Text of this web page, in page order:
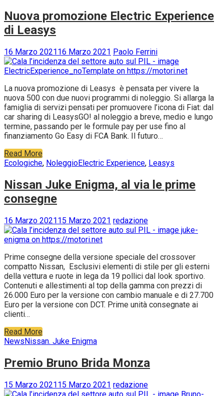
Nuova promozione Electric Experience
di Leasys
16 Marzo 2021 16 Marzo 2021 Paolo Ferrini
La nuova promozione di Leasys è pensata per vivere la
nuova 500 con due nuovi programmi di noleggio. Si allarga la
famiglia di servizi pensati per promuovere l’icona di Fiat: dal
car sharing di LeasysGO! al noleggio a breve, medio e lungo
termine, passando per le formule pay per use fino al
finanziamento Go Easy di FCA Bank. Il futuro…
Read More
Ecologiche, NoleggioElectric Experience, Leasys
Nissan Juke Enigma, al via le prime
consegne
16 Marzo 202115 Marzo 2021 redazione
Prime consegne della versione speciale del crossover
compatto Nissan, Esclusivi elementi di stile per gli esterni
della vettura e ruote in lega da 19 pollici dal look sportivo.
Contenuti e allestimenti al top della gamma con prezzi di
26.000 Euro per la versione con cambio manuale e di 27.700
Euro per la versione con DCT. Prime unità consegnate ai
clienti…
Read More
NewsNissan. Juke Enigma
Premio Bruno Brida Monza
15 Marzo 202115 Marzo 2021 redazione